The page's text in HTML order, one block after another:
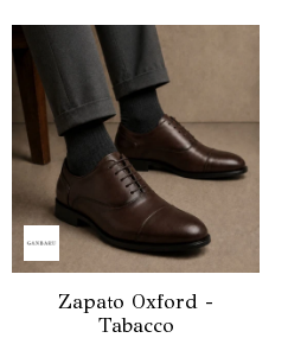
Zapato Oxford -
Tabacco